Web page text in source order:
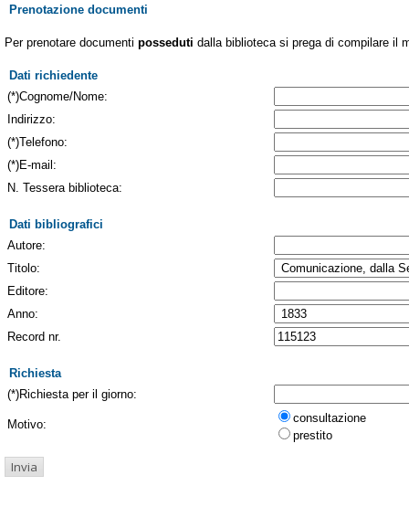
Prenotazione documenti
Per prenotare documenti posseduti dalla biblioteca si prega di compilare il
Dati richiedente
(*)Cognome/Nome:
Indirizzo:
(*)Telefono:
(*)E-mail:
N. Tessera biblioteca:
Dati bibliografici
Autore:
Titolo:
Editore:
Anno:
Record nr.
Richiesta
(*)Richiesta per il giorno:
Motivo:
consultazione
prestito